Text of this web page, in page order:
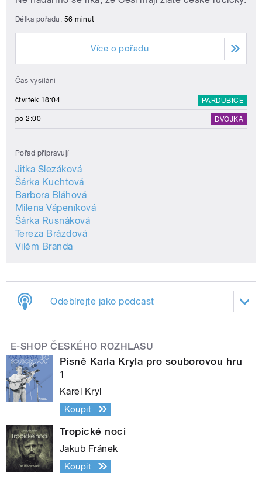
Délka pořadu: 56 minut
Více o pořadu
Čas vysílání
čtvrtek 18:04 PARDUBICE
po 2:00 DVOJKA
Pořad připravují
Jitka Slezáková
Šárka Kuchtová
Barbora Bláhová
Milena Vápeníková
Šárka Rusnáková
Tereza Brázdová
Vilém Branda
Odebírejte jako podcast
E-SHOP ČESKÉHO ROZHLASU
Písně Karla Kryla pro souborovou hru
1
Karel Kryl
Koupit
Tropické noci
Jakub Fránek
Koupit